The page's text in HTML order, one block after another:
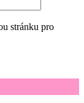
stránku pro